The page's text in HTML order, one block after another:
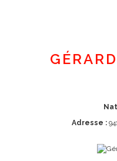
Adresse :